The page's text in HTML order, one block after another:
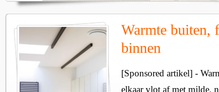
Warmte buiten,
binnen
[Sponsored artikel] -
elkaar vlot af met milde,